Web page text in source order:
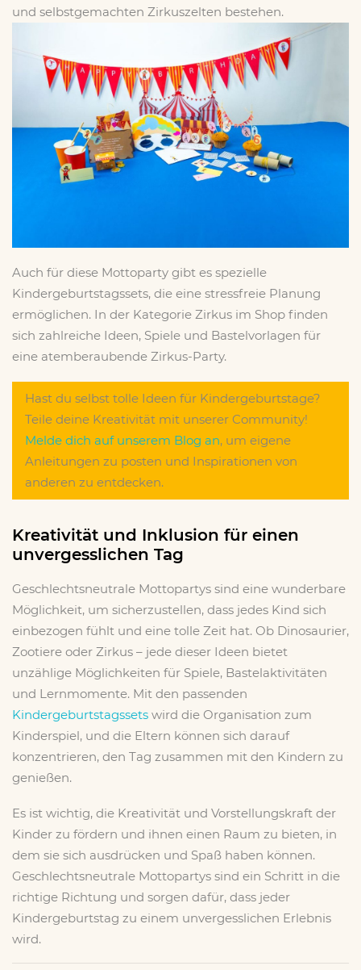
und selbstgemachten Zirkuszelten bestehen.
Auch für diese Mottoparty gibt es spezielle
Kindergeburtstagssets, die eine stressfreie Planung
ermöglichen. In der Kategorie Zirkus im Shop finden
sich zahlreiche Ideen, Spiele und Bastelvorlagen für
eine atemberaubende Zirkus-Party.
Hast du selbst tolle Ideen für Kindergeburtstage?
Teile deine Kreativität mit unserer Community!
Melde dich auf unserem Blog an, um eigene
Anleitungen zu posten und Inspirationen von
anderen zu entdecken.
Kreativität und Inklusion für einen
unvergesslichen Tag
Geschlechtsneutrale Mottopartys sind eine wunderbare
Möglichkeit, um sicherzustellen, dass jedes Kind sich
einbezogen fühlt und eine tolle Zeit hat. Ob Dinosaurier,
Zootiere oder Zirkus – jede dieser Ideen bietet
unzählige Möglichkeiten für Spiele, Bastelaktivitäten
und Lernmomente. Mit den passenden
Kindergeburtstagssets wird die Organisation zum
Kinderspiel, und die Eltern können sich darauf
konzentrieren, den Tag zusammen mit den Kindern zu
genießen.
Es ist wichtig, die Kreativität und Vorstellungskraft der
Kinder zu fördern und ihnen einen Raum zu bieten, in
dem sie sich ausdrücken und Spaß haben können.
Geschlechtsneutrale Mottopartys sind ein Schritt in die
richtige Richtung und sorgen dafür, dass jeder
Kindergeburtstag zu einem unvergesslichen Erlebnis
wird.